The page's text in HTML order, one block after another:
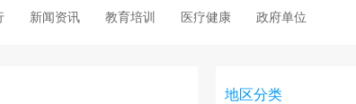
新闻资讯 教育培训 医疗健康 政府单位
地区分类